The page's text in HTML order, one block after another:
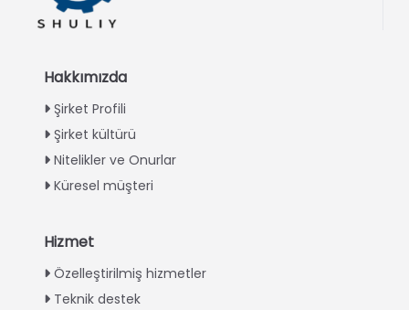
Hakkımızda
Şirket Profili
Şirket kültürü
Nitelikler ve Onurlar
Küresel müşteri
Hizmet
Özelleştirilmiş hizmetler
Teknik destek